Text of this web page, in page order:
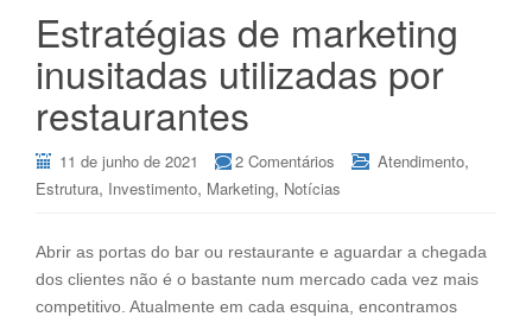
Estratégias de marketing
inusitadas utilizadas por
restaurantes
11 de junho de 2021 2 Comentários Atendimento,
Estrutura, Investimento, Marketing, Notícias
Abrir as portas do bar ou restaurante e aguardar a chegada
dos clientes não é o bastante num mercado cada vez mais
competitivo. Atualmente em cada esquina, encontramos